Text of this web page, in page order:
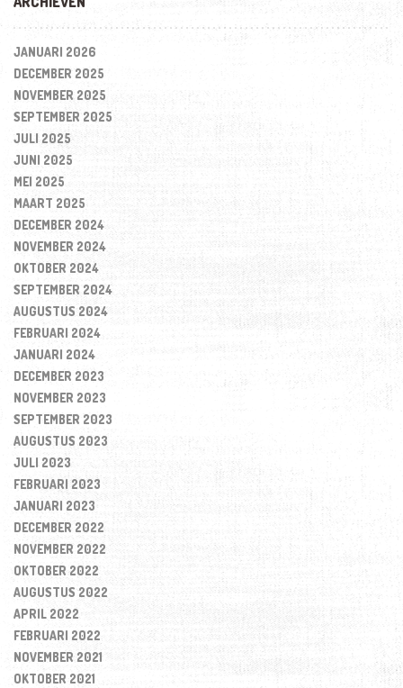
JANUARI 2026
DECEMBER 2025
NOVEMBER 2025
SEPTEMBER 2025
JULI 2025
JUNI 2025
MEI 2025
MAART 2025
DECEMBER 2024
NOVEMBER 2024
OKTOBER 2024
SEPTEMBER 2024
AUGUSTUS 2024
FEBRUARI 2024
JANUARI 2024
DECEMBER 2023
NOVEMBER 2023
SEPTEMBER 2023
AUGUSTUS 2023
JULI 2023
FEBRUARI 2023
JANUARI 2023
DECEMBER 2022
NOVEMBER 2022
OKTOBER 2022
AUGUSTUS 2022
APRIL 2022
FEBRUARI 2022
NOVEMBER 2021
OKTOBER 2021